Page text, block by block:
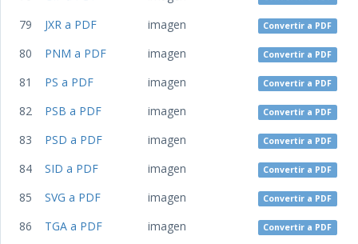
79 JXR a PDF imagen Convertir a PDF
80 PNM a PDF imagen Convertir a PDF
81 PS a PDF imagen Convertir a PDF
82 PSB a PDF imagen Convertir a PDF
83 PSD a PDF imagen Convertir a PDF
84 SID a PDF imagen Convertir a PDF
85 SVG a PDF imagen Convertir a PDF
86 TGA a PDF imagen Convertir a PDF